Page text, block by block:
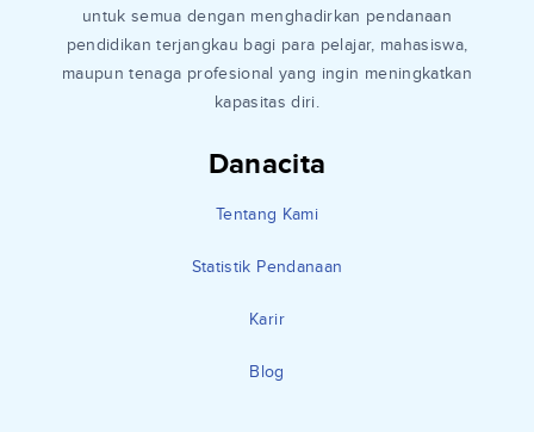
Danacita
Tentang Kami
Statistik Pendanaan
Karir
Blog
untuk semua dengan menghadirkan pendanaan
pendidikan terjangkau bagi para pelajar, mahasiswa,
maupun tenaga profesional yang ingin meningkatkan
kapasitas diri.